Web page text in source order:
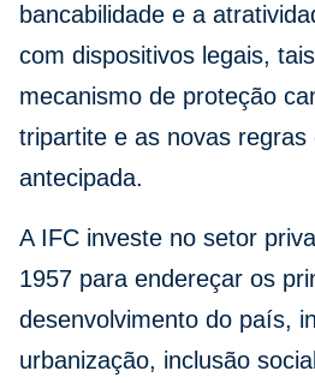
bancabilidade e a
com dispositivos legais,
mecanismo de proteção
tripartite e as novas regras
antecipada.
A IFC investe no setor
1957 para endereçar os
desenvolvimento do país,
urbanização, inclusão